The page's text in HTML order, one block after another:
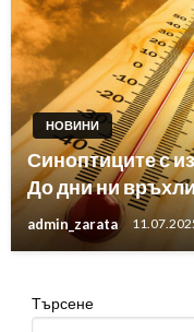
НОВИНИ
Синоптиците с
До дни ни
admin_zarata
Търсене